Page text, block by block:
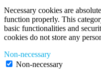
Necessary cookies are
function properly. This
basic functionalities and
cookies do not store any
Non-necessary
Non-necessary